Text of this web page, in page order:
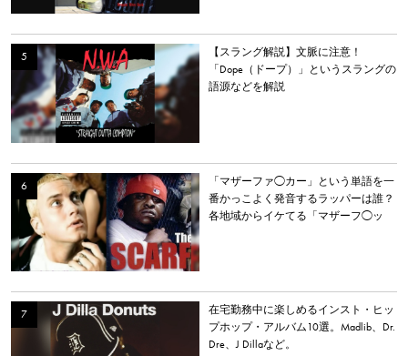
【スラング解説】文脈に注意！
「Dope（ドープ）」というスラングの
語源などを解説
「マザーファ◯カー」という単語を一
番かっこよく発音するラッパーは誰？
各地域からイケてる「マザーフ◯ッ
在宅勤務中に楽しめるインスト・ヒッ
プホップ・アルバム10選。Madlib、Dr.
Dre、J Dillaなど。